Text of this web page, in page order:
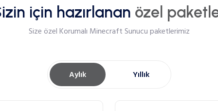
için hazırlanan özel
Size özel Korumalı Minecraft Sunucu paketlerimiz
Aylık Yıllık